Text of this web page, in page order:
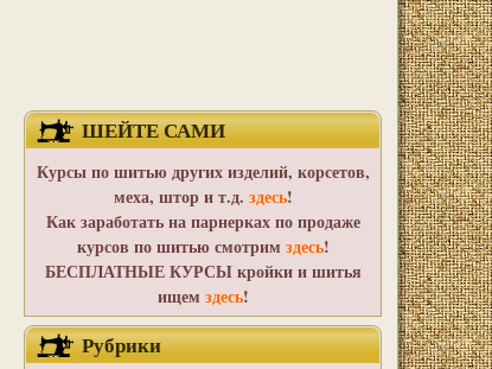
ШЕЙТЕ САМИ
Курсы по шитью других изделий, корсетов,
меха, штор и т.д. здесь!
Как заработать на парнерках по продаже
курсов по шитью смотрим здесь!
БЕСПЛАТНЫЕ КУРСЫ кройки и шитья
ищем здесь!
Рубрики